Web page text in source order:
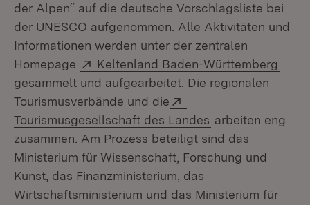
der Alpen“ auf die deutsche Vorschlagsliste bei
der UNESCO aufgenommen. Alle Aktivitäten und
Informationen werden unter der zentralen
Homepage
Extern:
Keltenland Baden-Württemberg
gesammelt und aufgearbeitet. Die regionalen
Tourismusverbände und die
Tourismusgesellschaft des Landes (Öffnet in neuem
arbeiten eng
zusammen. Am Prozess beteiligt sind das
Ministerium für Wissenschaft, Forschung und
Kunst, das Finanzministerium, das
Wirtschaftsministerium und das Ministerium für